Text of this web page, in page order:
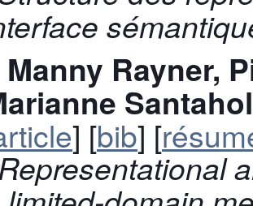
Manny Rayner,
] [bib] [